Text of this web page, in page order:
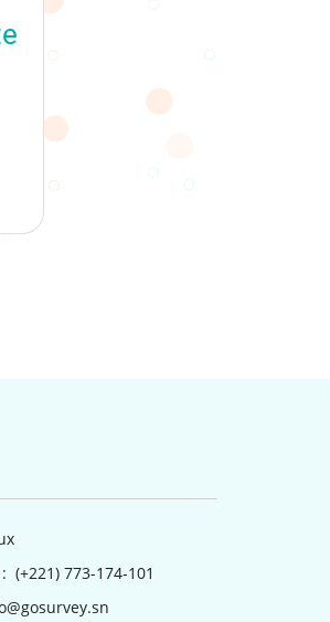
(+221) 773-174-101